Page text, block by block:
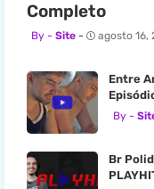
Completo
Site agosto 16,
Entre
Br